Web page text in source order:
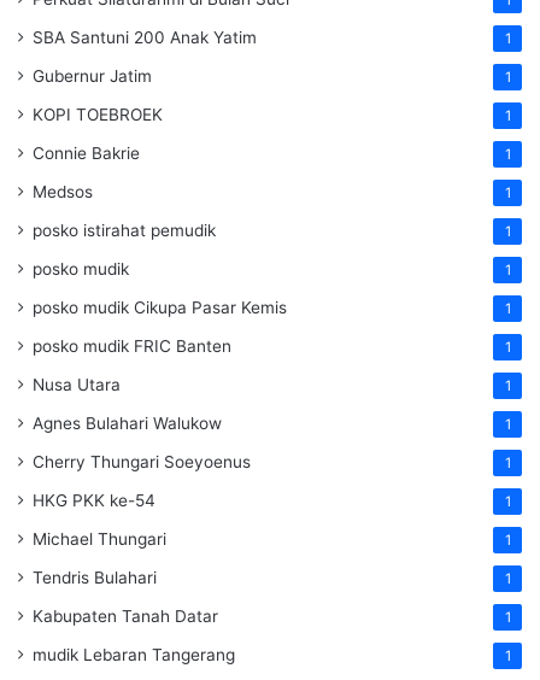
SBA Santuni 200 Anak Yatim 1
Gubernur Jatim 1
KOPI TOEBROEK 1
Connie Bakrie 1
Medsos 1
posko istirahat pemudik 1
posko mudik 1
posko mudik Cikupa Pasar Kemis 1
posko mudik FRIC Banten 1
Nusa Utara 1
Agnes Bulahari Walukow 1
Cherry Thungari Soeyoenus 1
HKG PKK ke-54 1
Michael Thungari 1
Tendris Bulahari 1
Kabupaten Tanah Datar 1
mudik Lebaran Tangerang 1